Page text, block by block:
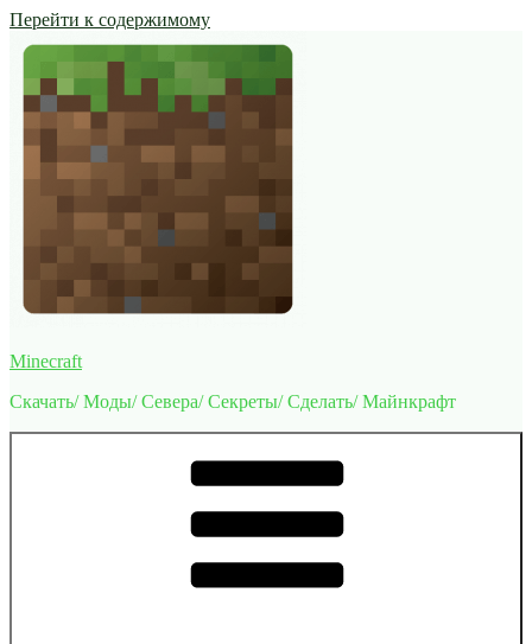
Перейти к содержимому
Minecraft
Скачать/ Моды/ Севера/ Секреты/ Сделать/ Майнкрафт